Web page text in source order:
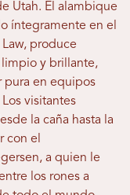
Utah. El alambique
íntegramente en el
produce
y brillante,
pura en equipos
visitantes
la caña hasta la
con el
a quien le
los rones a